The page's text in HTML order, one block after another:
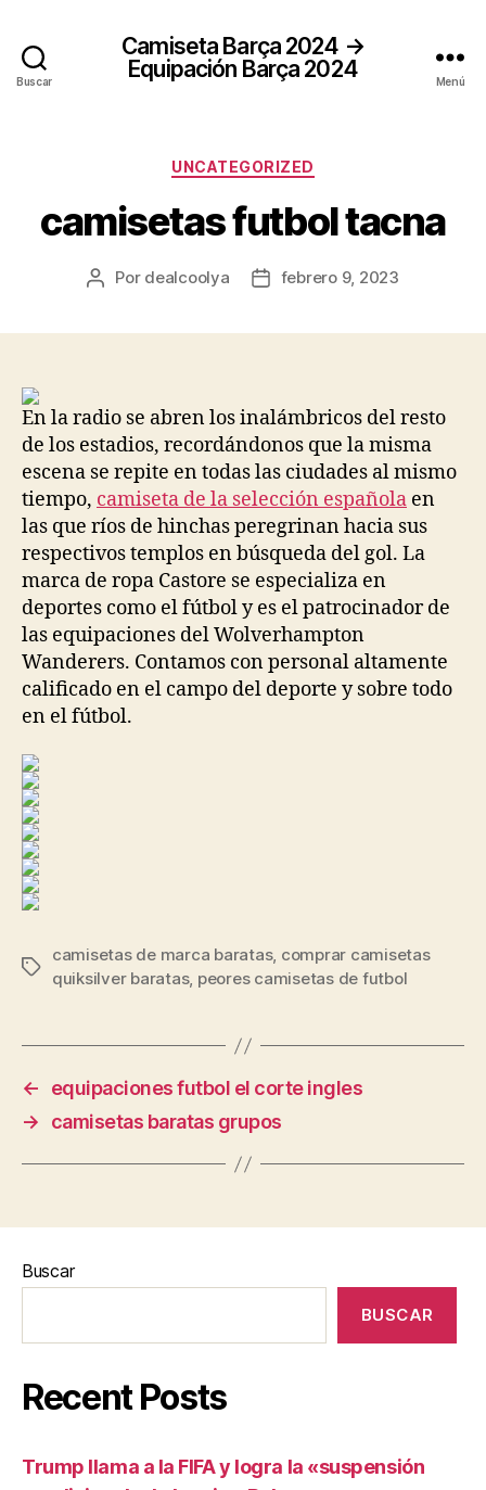
Buscar
Camiseta Barça 2024 →
Equipación Barça 2024
Menú
Categorías
UNCATEGORIZED
camisetas futbol tacna
Autor
Por dealcoolya
Fechafebrero 9, 2023
En la radio se abren los inalámbricos del resto
de los estadios, recordándonos que la misma
escena se repite en todas las ciudades al mismo
tiempo, camiseta de la selección española en
las que ríos de hinchas peregrinan hacia sus
respectivos templos en búsqueda del gol. La
marca de ropa Castore se especializa en
deportes como el fútbol y es el patrocinador de
las equipaciones del Wolverhampton
Wanderers. Contamos con personal altamente
calificado en el campo del deporte y sobre todo
en el fútbol.
Etiquetas
camisetas de marca baratas, comprar camisetas
quiksilver baratas, peores camisetas de futbol
←
equipaciones futbol el corte ingles
→
camisetas baratas grupos
Buscar
BUSCAR
Recent Posts
Trump llama a la FIFA y logra la «suspensión